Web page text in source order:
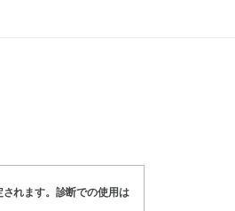
れます。診断での使用は